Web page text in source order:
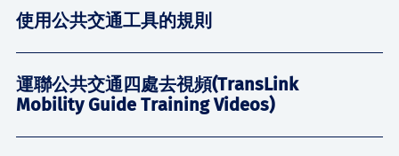
使用公共交通工具的規則
運聯公共交通四處去視頻(TransLink
Mobility Guide Training Videos)